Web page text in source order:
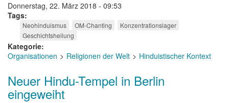
Donnerstag, 22. März 2018 - 09:53
Tags
Neohinduismus OM-Chanting
Konzentrationslager
Geschichtsheilung
Kategorie
Organisationen
Religionen der Welt Hinduistischer Kontext
Neuer Hindu-Tempel in Berlin
eingeweiht